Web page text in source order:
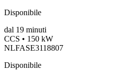
Disponibile
dal 19 minuti
CCS • 150 kW
NLFASE3118807
Disponibile